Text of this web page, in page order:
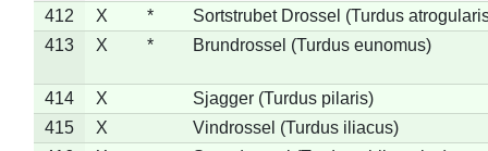
412
X *
Sortstrubet Drossel (Turdus
413
X * Brundrossel (Turdus eunomus)
414 X
Sjagger (Turdus pilaris)
415
X
Vindrossel (Turdus iliacus)